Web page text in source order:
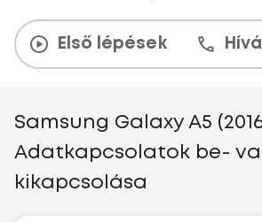
Első lépések
Samsung Galaxy A5
Adatkapcsolatok be-
kikapcsolása